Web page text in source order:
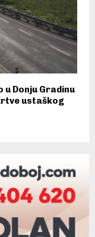
u Donju Gradinu
ustaškog